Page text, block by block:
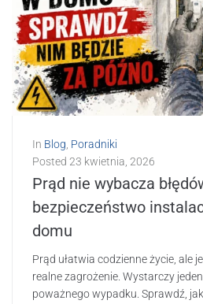
In Blog Poradniki
Posted 23 kwietnia, 2026
Prąd nie wybacza
bezpieczeństwo
domu
Prąd ułatwia codzienne życie, ale
realne zagrożenie. Wystarczy
poważnego wypadku. Sprawdź,